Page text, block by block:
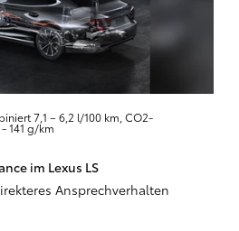
7,1 – 6,2 l/100 km, CO2-
141 g/km
im Lexus LS
Ansprechverhalten